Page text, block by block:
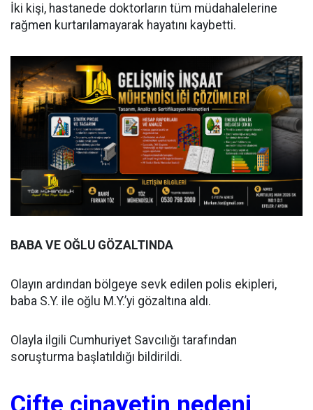
İki kişi, hastanede doktorların tüm müdahalelerine
rağmen kurtarılamayarak hayatını kaybetti.
BABA VE OĞLU GÖZALTINDA
Olayın ardından bölgeye sevk edilen polis ekipleri,
baba S.Y. ile oğlu M.Y.’yi gözaltına aldı.
Olayla ilgili Cumhuriyet Savcılığı tarafından
soruşturma başlatıldığı bildirildi.